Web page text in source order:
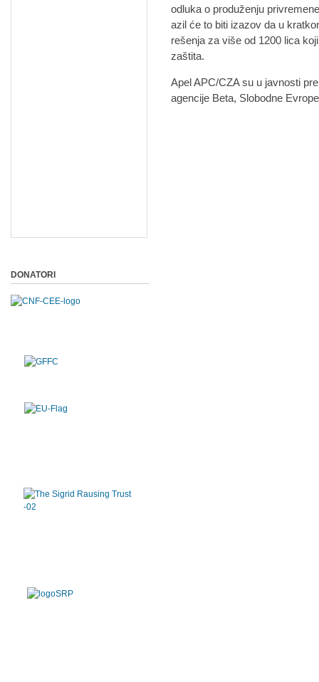
odluka o produženju
azil će to biti izazov da u
rešenja za više od 1200 lica
zaštita.
Apel APC/CZA su u javnosti
agencije Beta, Slobodne
DONATORI